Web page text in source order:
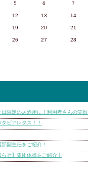
5 6 7
12 13 14
19 20 21
26 27 28
日限定の居酒屋に！利用者さんの笑
ビアレタス！！
副主任をご紹介！
らせ】集団体操をご紹介！